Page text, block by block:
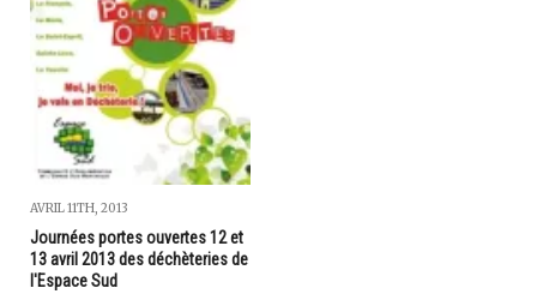
AVRIL 11TH, 2013
Journées portes ouvertes 12 et
13 avril 2013 des déchèteries de
l'Espace Sud